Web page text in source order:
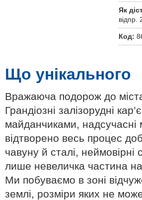
Як
відпр.
Код:
Що унікального
Вражаюча подорож до
Грандіозні залізорудні
майданчиками,
відтворено весь процес
чавуну й сталі, неймовірні
лише невеличка частина
Ми побуваємо в зоні
землі, розміри яких не